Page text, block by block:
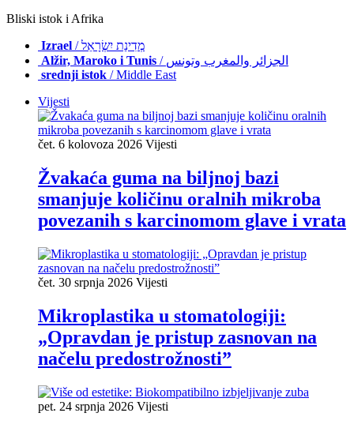
Bliski istok i Afrika
Izrael
/ מְדִינַת יִשְׂרָאֵל
Alžir, Maroko i Tunis
/ الجزائر والمغرب وتونس
srednji istok / Middle East
Vijesti
čet. 6 kolovoza 2026 Vijesti
Žvakaća guma na biljnoj bazi
smanjuje količinu oralnih mikroba
povezanih s karcinomom glave i vrata
čet. 30 srpnja 2026 Vijesti
Mikroplastika u stomatologiji:
„Opravdan je pristup zasnovan na
načelu predostrožnosti”
pet. 24 srpnja 2026 Vijesti